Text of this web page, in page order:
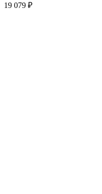
19 079 ₽